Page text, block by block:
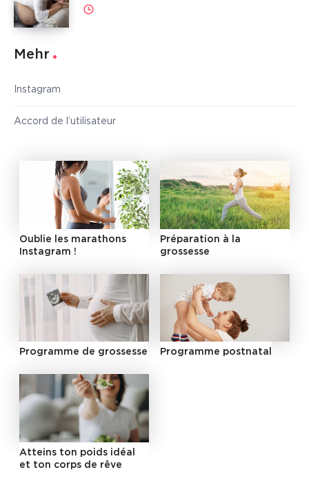
Mehr
Instagram
Accord de l’utilisateur
Oublie les marathons
Instagram !
Préparation à la
grossesse
Programme de grossesse Programme postnatal
Atteins ton poids idéal
et ton corps de rêve